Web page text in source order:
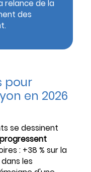
relance de la
des
pour
en 2026
se dessinent
: +38 % sur la
dans les